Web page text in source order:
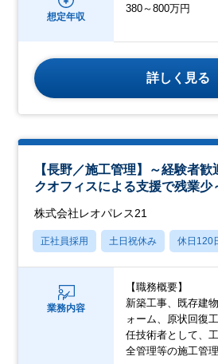
想定年収
380～800万円
詳しく見る
【長野／施工管理】～経験者
クオフィスによる支援で残業少
株式会社レオパレス21
正社員採用 土日祝休み 休日120
業務内容
【職務概要】
新築工事、既存建
ォーム、原状回復
任技術者として、
全管理等の施工管